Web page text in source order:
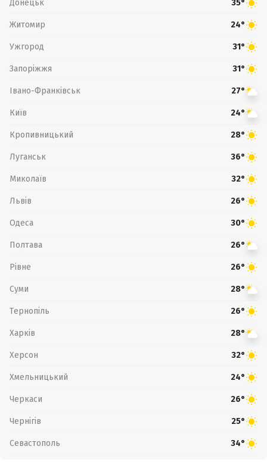
Донецьк 35°
Житомир 24°
Ужгород 31°
Запоріжжя 31°
Івано-Франківськ 27°
Київ 24°
Кропивницький 28°
Луганськ 36°
Миколаїв 32°
Львів 26°
Одеса 30°
Полтава 26°
Рівне 26°
Суми 28°
Тернопіль 26°
Харків 28°
Херсон 32°
Хмельницький 24°
Черкаси 26°
Чернігів 25°
Севастополь 34°